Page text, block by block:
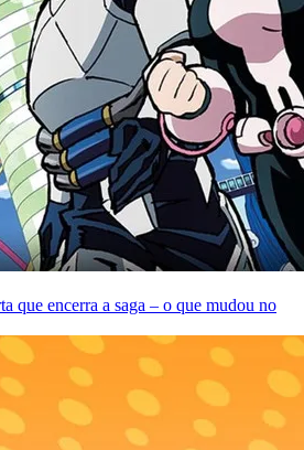
que encerra a saga – o que mudou no